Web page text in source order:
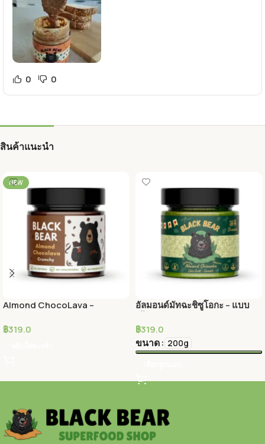
0 0
สินค้าแนะนำ
NEW
Almond ChocoLava –
฿319.0
อัลมอนด์มัทฉะชิซูโอกะ – แบบ
฿319.0
ขนาด 200g